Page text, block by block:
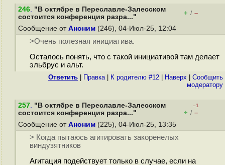
246. "В октябре в Переславле-Залесском
состоится конференция разра..."
+ / –
Сообщение от Аноним (246), 04-Июл-25, 12:04
>Очень полезная инициатива.
Осталось понять, что с такой инициативой там делает
эльбрус и альт.
Ответить Правка| К родителю #12 Наверх
Cообщить
модератору
257. "В октябре в Переславле-Залесском
состоится конференция разра..."
–1
+ / –
Сообщение от Аноним (225), 04-Июл-25, 13:35
> Когда пытаюсь агитировать закоренелых
виндузятников
Агитация подействует только в случае, если на